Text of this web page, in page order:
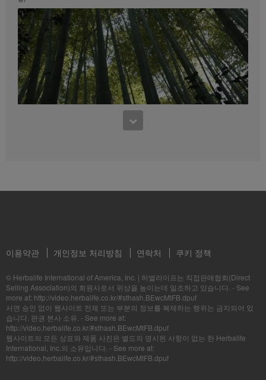
0:45
Formula 1 Story #4 나이에 상관없이 언제 어디서나 | 건강한 라이프스타
Formula 1 Story #3 바쁜 일상에 필요한 다이어트와 영양 | 건강한 라이프
스타일
바쁜 일상에 빼놓을 수 없는 균형잡힌 영양과 다이어트.
8:31
하체 근력 2
하체 근육을 키우고 몸의 안정성을 향상하세요.
I am Herbalife (나는 허벌라이프 입니다.)
당신을 때로 눈물짓게, 때로 미소짓게 하는 것은 무엇인가요?
이용약관 개인정보 처리방침 연락처 쿠키 정책
© Herbalife International of America, Inc. | 허벌라이프는 직접판매협회(Direct
Selling Association)의 회원사로서 위상을 높이는데 일조하고 있습니다. - See
more at: http://video.herbalife.co.kr/#sthash.BEwcMtFB.dpuf
서면 승인 없이 웹사이트 전체 또는 부분의 정보를 복제하는 행위는 금지되어 있
습니다. 판권 본사 소유. - See more at:
http://video.herbalife.co.kr/#sthash.BEwcMtFB.dpuf
웹사이트의 모든 상표와 제품 사진은 별도의 명시된 사항이 없는 한 Herbalife
International, Inc.의 소유입니다. - See more at:
http://video.herbalife.co.kr/#sthash.BEwcMtFB.dpuf